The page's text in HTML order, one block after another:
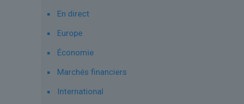
En direct
Europe
Économie
Marchés financiers
International